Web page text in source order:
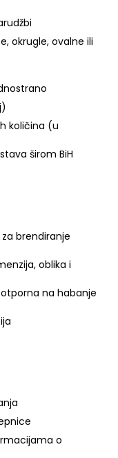
okrugle, ovalne ili
količina (u
širom BiH
brendiranje
oblika i
na habanje
o